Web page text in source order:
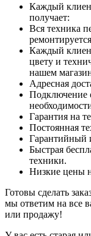
Каждый
получает:
Вся техника
Каждый
цвету и
нашем
Адресная
Подключение
Гарантия на
Постоянная
Гарантийный
Быстрая
техники.
Низкие цены
Готовы сделать
мы ответим на все
или продажу!